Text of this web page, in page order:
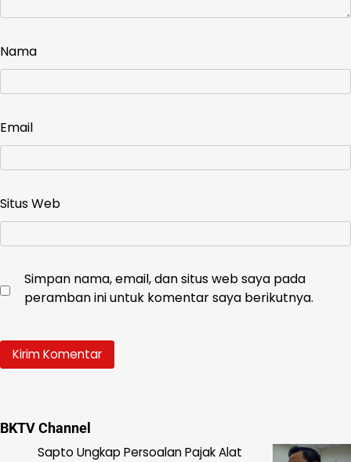
Nama
Email
Situs Web
Simpan nama, email, dan situs web saya pada
peramban ini untuk komentar saya berikutnya.
BKTV Channel
Sapto Ungkap Persoalan Pajak Alat